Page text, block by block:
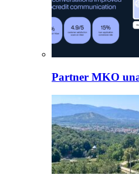
Partner MKO